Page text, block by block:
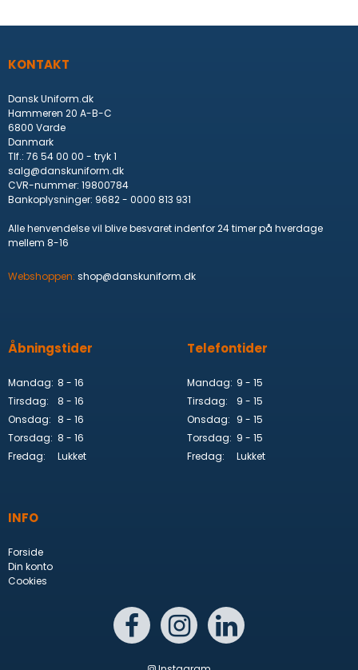
KONTAKT
Dansk Uniform.dk
Hammeren 20 A-B-C
6800 Varde
Danmark
Tlf.: 76 54 00 00 - tryk 1
salg@danskuniform.dk
CVR-nummer: 19800784
Bankoplysninger: 9682 - 0000 813 931
Alle henvendelse vil blive besvaret indenfor 24 timer på hverdage
mellem 8-16
Webshoppen: shop@danskuniform.dk
Åbningstider
Mandag: 8 - 16
Tirsdag:
8 - 16
Onsdag: 8 - 16
Torsdag: 8 - 16
Fredag:
Lukket
Telefontider
Mandag: 9 - 15
Tirsdag:
9 - 15
Onsdag: 9 - 15
Torsdag: 9 - 15
Fredag:
Lukket
INFO
Forside
Din konto
Cookies